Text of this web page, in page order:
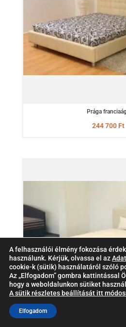
Prága
244 700 Ft
A felhasználói élmény fokozása
használunk. Kérjük, olvassa el az
cookie-k (sütik) használatáról szóló
Az „Elfogadom” gombra kattintással
hogy a weboldalunkon sütiket
A sütik részletes beállítását itt
Elfogadom